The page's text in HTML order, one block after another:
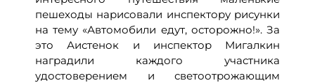
пешеходы нарисовали инспектору рисунки
на тему «Автомобили едут, осторожно!». За
это Аистенок и инспектор Мигалкин
наградили каждого участника
удостоверением и светоотрожающим